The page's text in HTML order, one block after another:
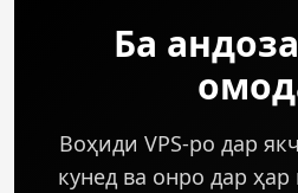
дархостҳо якҷоя кунед.
Ба
Воҳиди VPS-ро дар
кунед ва онро дар